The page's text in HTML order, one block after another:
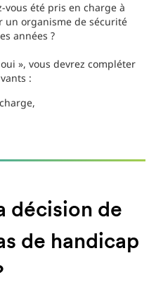
vous été pris en charge à
un organisme de sécurité
années ?
», vous devrez compléter
:
décision de
de handicap